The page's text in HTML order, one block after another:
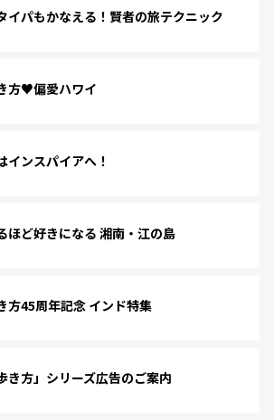
イパもかなえる！賢者の旅テクニック
方♥偏愛ハワイ
インスパイアへ！
ほど好きになる 湘南・江の島
方45周年記念 インド特集
き方」シリーズ広告のご案内